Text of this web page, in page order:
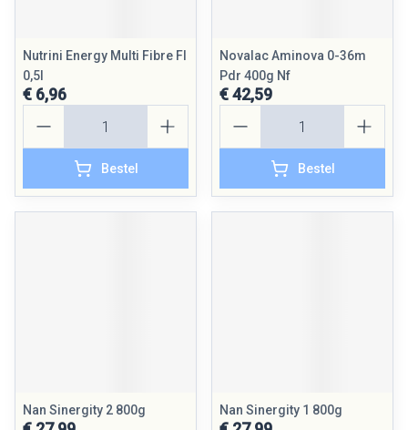
Nutrini Energy Multi Fibre Fl
0,5l
€ 6,96
Bestel
Novalac Aminova 0-36m
Pdr 400g Nf
€ 42,59
Bestel
Nan Sinergity 2 800g Nan Sinergity 1 800g